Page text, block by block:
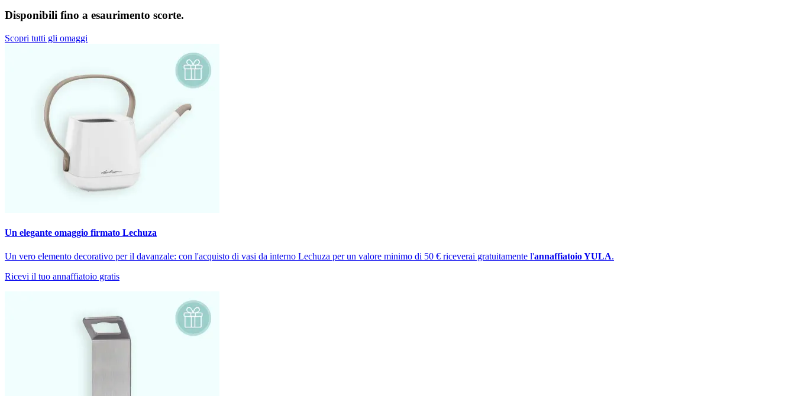
Disponibili fino a esaurimento scorte.
Scopri tutti gli omaggi
Un elegante omaggio firmato Lechuza
Un vero elemento decorativo per il davanzale: con l'acquisto di vasi da interno Lechuza per un valore minimo di 50 € riceverai gratuitamente l'annaffiatoio YULA.
Ricevi il tuo annaffiatoio gratis